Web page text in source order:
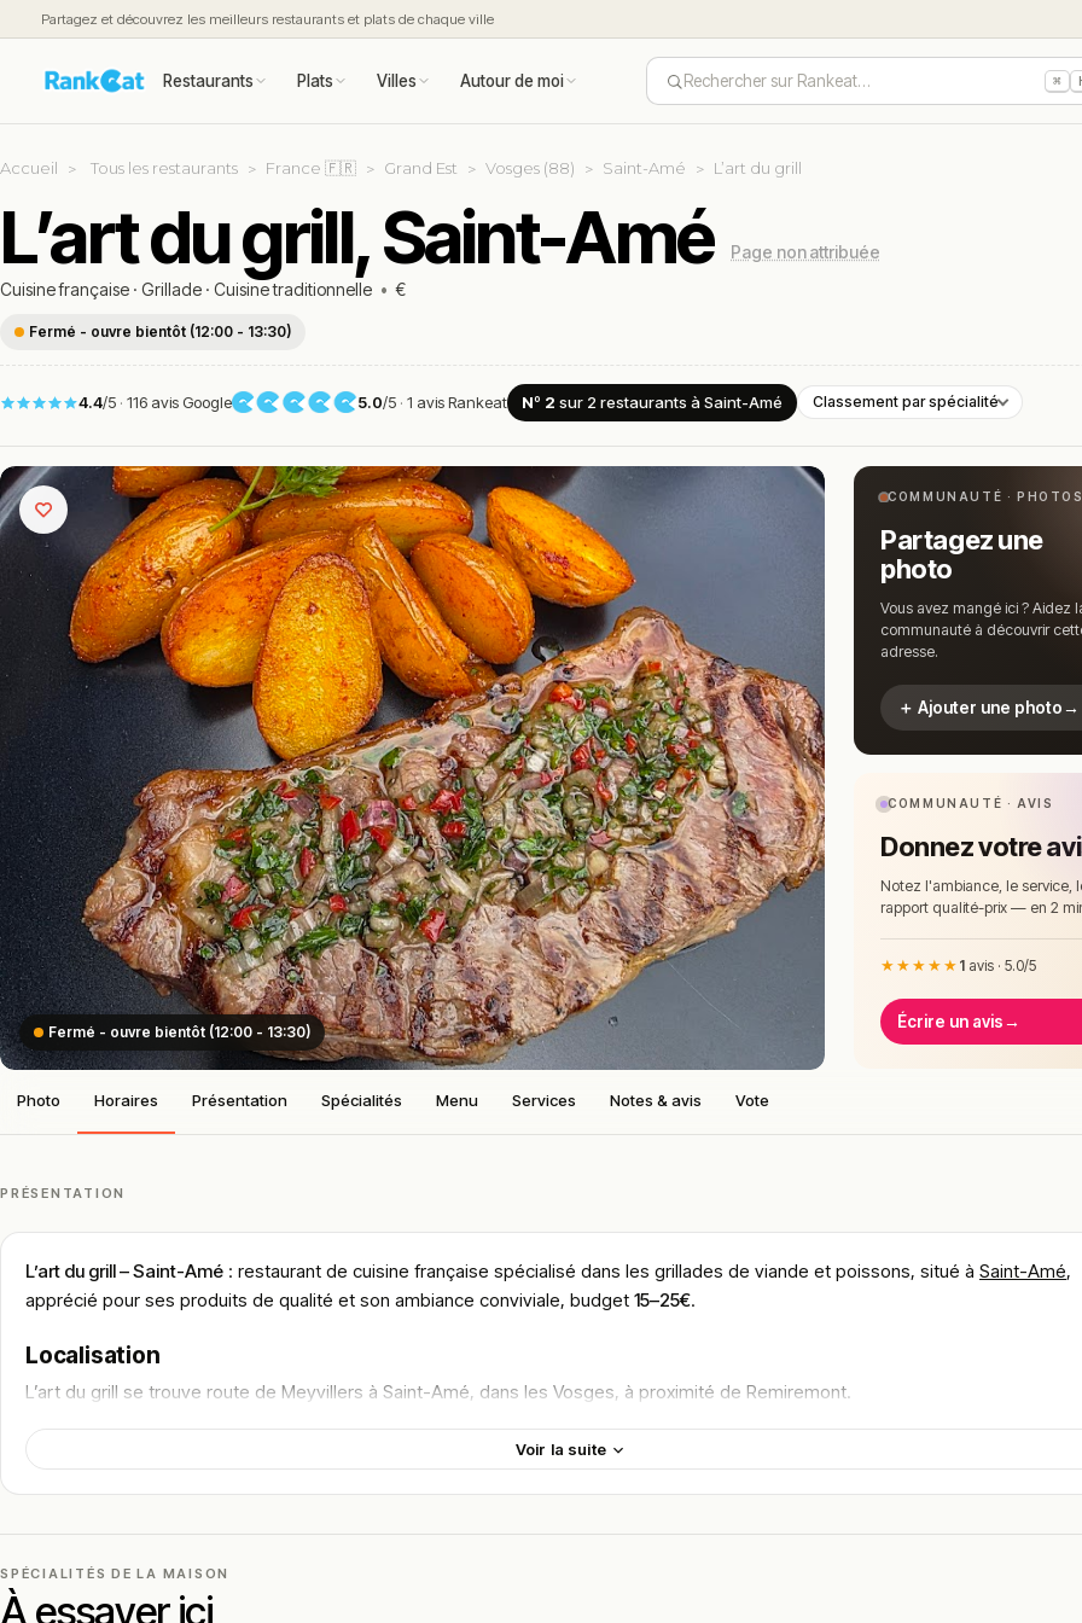
Partagez et découvrez les meilleurs restaurants et plats de chaque ville
Restaurants Plats Villes Autour de moi Rechercher sur Rankeat… ⌘
Accueil Tous les restaurants France 🇫🇷 Grand Est Vosges (88) Saint-Amé L’art du grill
L’art du grill, Saint-Amé
Page non attribuée
Cuisine française · Grillade · Cuisine traditionnelle • €
Fermé - ouvre bientôt (12:00 - 13:30)
4.4/5 · 116 avis Google 5.0/5 · 1 avis Rankeat Nº 2 sur 2restaurantsà Saint-Amé Classement par spécialité
Fermé - ouvre bientôt (12:00 - 13:30)
COMMUNAUTÉ ·
Partagez une
photo
Vous avez mangé ici ? Aidez
communauté à découvrir
adresse.
＋ Ajouter une photo→
COMMUNAUTÉ · AVIS
Donnez votre
Notez l'ambiance, le service,
rapport qualité-prix — en 2
★★★★★ 1 avis · 5.0/5
Écrire un avis→
Photo Horaires Présentation Spécialités Menu Services Notes & avis Vote
PRÉSENTATION
L’art du grill – Saint-Amé : restaurant de cuisine française spécialisé dans les grillades de viande et poissons, situé à Saint-Amé,
apprécié pour ses produits de qualité et son ambiance conviviale, budget 15–25€.
Localisation
L’art du grill se trouve route de Meyvillers à Saint-Amé, dans les Vosges, à proximité de Remiremont.
Facilement accessible en voiture, l’établissement attire une clientèle locale ainsi que des visiteurs venus profiter d’un repas
gourmand dans un cadre calme.
Voir la suite
SPÉCIALITÉS DE LA MAISON
À essayer ici